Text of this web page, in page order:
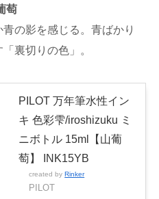
萄
の影を感じる。青ばかり
裏切りの色」。
PILOT 万年筆水性イン
キ 色彩雫/iroshizuku ミ
ニボトル 15ml【山葡
萄】 INK15YB
created byRinker
PILOT